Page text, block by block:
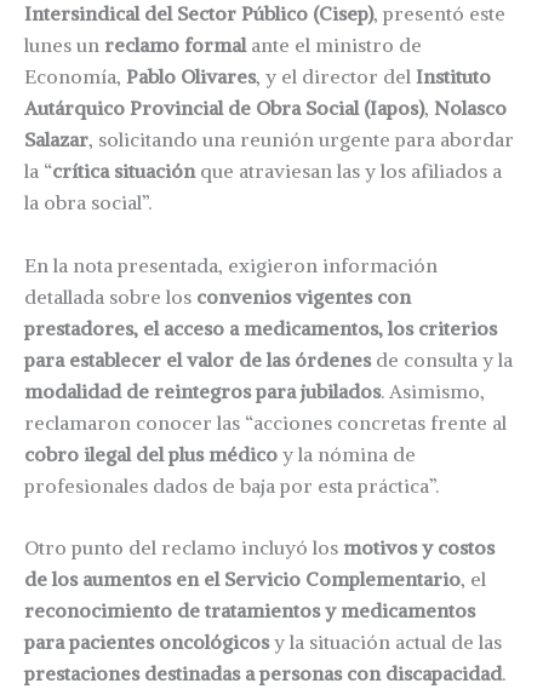
Intersindical del Sector Público (Cisep), presentó este
lunes un reclamo formal ante el ministro de
Economía, Pablo Olivares, y el director del Instituto
Autárquico Provincial de Obra Social (Iapos), Nolasco
Salazar, solicitando una reunión urgente para abordar
la “crítica situaciónque atraviesan las y los afiliados a
la obra social”.
En la nota presentada, exigieron información
detallada sobre los convenios vigentes con
prestadores, el acceso a medicamentos, los criterios
para establecer el valor de las órdenesde consulta y la
modalidad de reintegros para jubilados. Asimismo,
reclamaron conocer las “acciones concretas frente al
cobro ilegal del plus médico y la nómina de
profesionales dados de baja por esta práctica”.
Otro punto del reclamo incluyó los motivos y costos
de los aumentos en el Servicio Complementario, el
reconocimiento de tratamientos y medicamentos
para pacientes oncológicosy la situación actual de las
prestaciones destinadas a personas con discapacidad.